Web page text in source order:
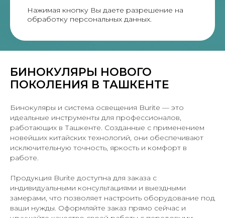
Нажимая кнопку Вы даете разрешение на
обработку персональных данных.
БИНОКУЛЯРЫ НОВОГО
ПОКОЛЕНИЯ В ТАШКЕНТЕ
Бинокуляры и система освещения Burite — это
идеальные инструменты для профессионалов,
работающих в Ташкенте. Созданные с применением
новейших китайских технологий, они обеспечивают
исключительную точность, яркость и комфорт в
работе.
Продукция Burite доступна для заказа с
индивидуальными консультациями и выездными
замерами, что позволяет настроить оборудование под
ваши нужды. Оформляйте заказ прямо сейчас и